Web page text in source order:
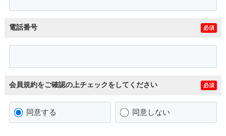
電話番号 必須
会員規約をご確認の上チェックをしてください 必須
同意する 同意しない